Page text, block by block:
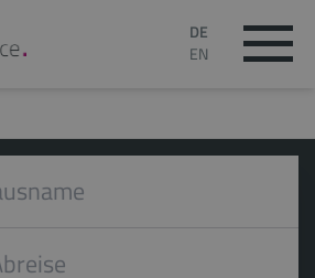
DE
EN